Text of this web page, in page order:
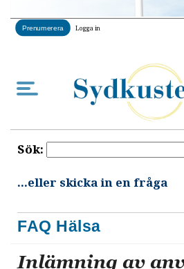
Prenumerera Logga in
Sök:
...eller skicka in en fråga
FAQ Hälsa
Inlämning av